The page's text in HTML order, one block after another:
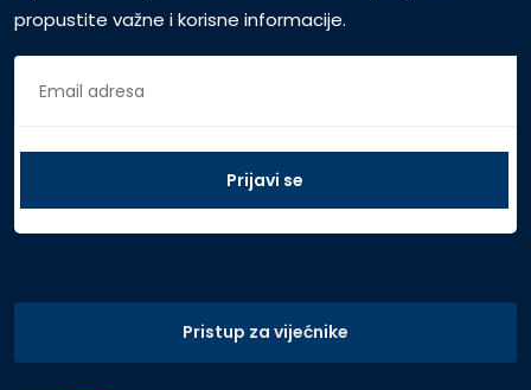
propustite važne i korisne informacije.
Pristup za vijećnike